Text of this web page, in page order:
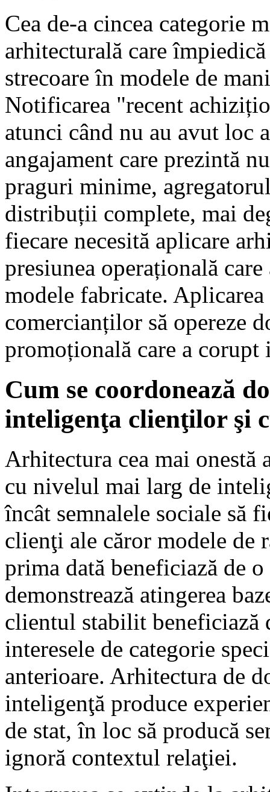
Cea de-a cincea categorie
arhitecturală care
strecoare în modele de
Notificarea "recent
atunci când nu au avut loc
angajament care prezintă
praguri minime,
distribuții complete, mai
fiecare necesită aplicare
presiunea operațională
modele fabricate.
comercianților să opereze
promoțională care a
Cum se coordonează
inteligenţa clienţilor şi
Arhitectura cea mai onestă
cu nivelul mai larg de
încât semnalele sociale să
clienţi ale căror modele de
prima dată beneficiază de
demonstrează atingerea
clientul stabilit beneficiază
interesele de categorie
anterioare. Arhitectura de
inteligenţă produce
de stat, în loc să producă
ignoră contextul relaţiei.